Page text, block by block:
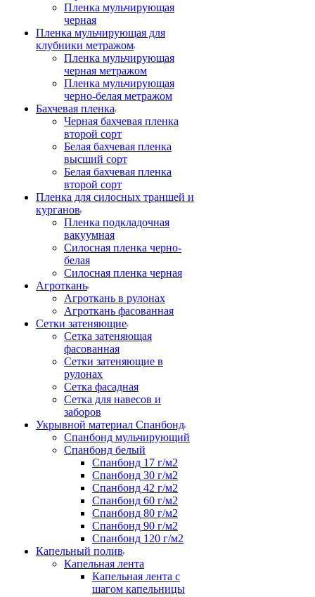
Пленка мульчирующая
черная
Пленка мульчирующая для
клубники метражом
Пленка мульчирующая
черная метражом
Пленка мульчирующая
черно-белая метражом
Бахчевая пленка
Черная бахчевая пленка
второй сорт
Белая бахчевая пленка
высший сорт
Белая бахчевая пленка
второй сорт
Пленка для силосных траншей и
курганов
Пленка подкладочная
вакуумная
Силосная пленка черно-
белая
Силосная пленка черная
Агроткань
Агроткань в рулонах
Агроткань фасованная
Сетки затеняющие
Сетка затеняющая
фасованная
Сетки затеняющие в
рулонах
Сетка фасадная
Сетка для навесов и
заборов
Укрывной материал Спанбонд
Спанбонд мульчирующий
Спанбонд белый
Спанбонд 17 г/м2
Спанбонд 30 г/м2
Спанбонд 42 г/м2
Спанбонд 60 г/м2
Спанбонд 80 г/м2
Спанбонд 90 г/м2
Спанбонд 120 г/м2
Капельный полив
Капельная лента
Капельная лента с
шагом капельницы